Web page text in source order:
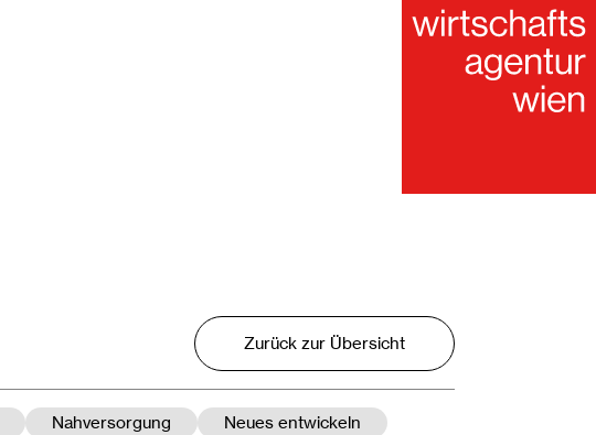
Zurück zur Übersicht
Nahversorgung
Neues entwickeln